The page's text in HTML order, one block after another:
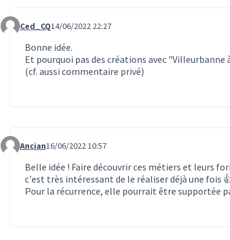
Commentaire 1705
Ced_CQ14/06/2022 22:27
Bonne idée.
Et pourquoi pas des créations avec "Villeurbanne
(cf. aussi commentaire privé)
Commentaire 1792
Ancian16/06/2022 10:57
Belle idée ! Faire découvrir ces métiers et leurs
c'est très intéressant de le réaliser déjà une fois
Pour la récurrence, elle pourrait être supportée